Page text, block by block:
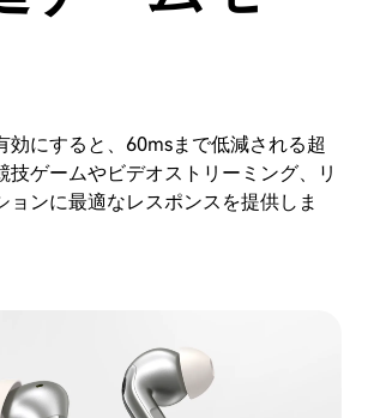
効にすると、60msまで低減される超
技ゲームやビデオストリーミング、リ
ョンに最適なレスポンスを提供しま